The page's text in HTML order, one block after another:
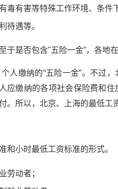
毒有害等特殊工作环境、条件
待遇等。
于是否包含"五险一金”，各地
人缴纳的“五险一金”。不过
应缴纳的各项社会保险费和
所以，北京、上海的最低工资
和小时最低工资标准的形式。
劳动者；